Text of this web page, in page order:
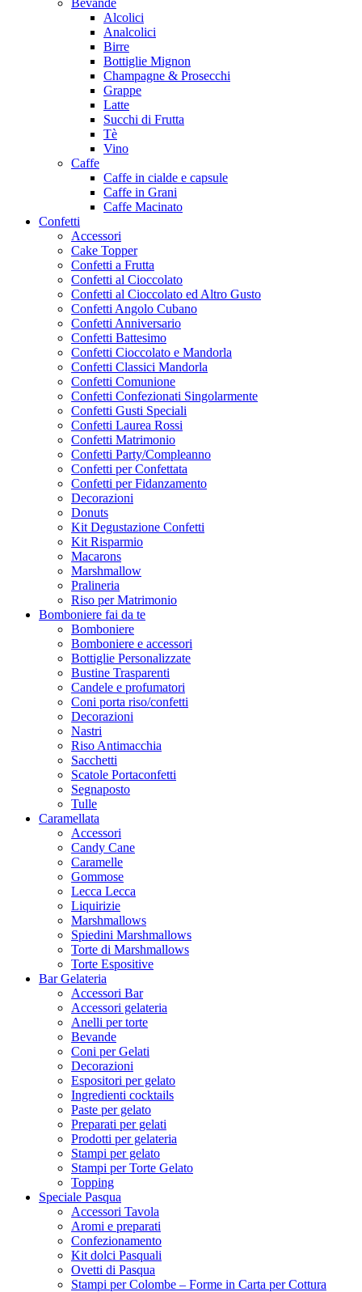
Bevande
Alcolici
Analcolici
Birre
Bottiglie Mignon
Champagne & Prosecchi
Grappe
Latte
Succhi di Frutta
Tè
Vino
Caffe
Caffe in cialde e capsule
Caffe in Grani
Caffe Macinato
Confetti
Accessori
Cake Topper
Confetti a Frutta
Confetti al Cioccolato
Confetti al Cioccolato ed Altro Gusto
Confetti Angolo Cubano
Confetti Anniversario
Confetti Battesimo
Confetti Cioccolato e Mandorla
Confetti Classici Mandorla
Confetti Comunione
Confetti Confezionati Singolarmente
Confetti Gusti Speciali
Confetti Laurea Rossi
Confetti Matrimonio
Confetti Party/Compleanno
Confetti per Confettata
Confetti per Fidanzamento
Decorazioni
Donuts
Kit Degustazione Confetti
Kit Risparmio
Macarons
Marshmallow
Pralineria
Riso per Matrimonio
Bomboniere fai da te
Bomboniere
Bomboniere e accessori
Bottiglie Personalizzate
Bustine Trasparenti
Candele e profumatori
Coni porta riso/confetti
Decorazioni
Nastri
Riso Antimacchia
Sacchetti
Scatole Portaconfetti
Segnaposto
Tulle
Caramellata
Accessori
Candy Cane
Caramelle
Gommose
Lecca Lecca
Liquirizie
Marshmallows
Spiedini Marshmallows
Torte di Marshmallows
Torte Espositive
Bar Gelateria
Accessori Bar
Accessori gelateria
Anelli per torte
Bevande
Coni per Gelati
Decorazioni
Espositori per gelato
Ingredienti cocktails
Paste per gelato
Preparati per gelati
Prodotti per gelateria
Stampi per gelato
Stampi per Torte Gelato
Topping
Speciale Pasqua
Accessori Tavola
Aromi e preparati
Confezionamento
Kit dolci Pasquali
Ovetti di Pasqua
Stampi per Colombe – Forme in Carta per Cottura